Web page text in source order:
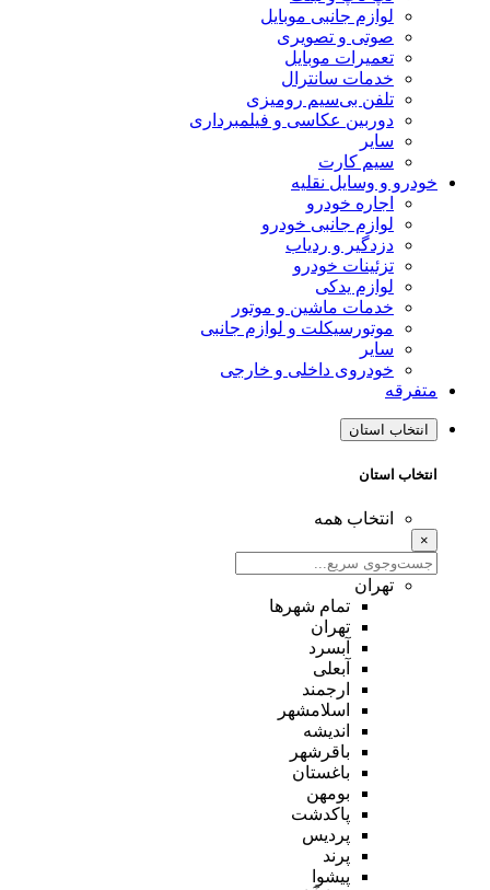
لوازم جانبی موبایل
صوتی و تصویری
تعمیرات موبایل
خدمات سانترال
تلفن بی‌سیم رومیزی
دوربین عکاسی و فیلمبرداری
سایر
سیم کارت
خودرو و وسایل نقلیه
اجاره خودرو
لوازم جانبی خودرو
دزدگیر و ردیاب
تزئینات خودرو
لوازم یدکی
خدمات ماشین و موتور
موتورسیکلت و لوازم جانبی
سایر
خودروی داخلی و خارجی
متفرقه
انتخاب استان
انتخاب استان
انتخاب همه
×
تهران
تمام شهر‌ها
تهران
آبسرد
آبعلی
ارجمند
اسلامشهر
اندیشه
باقرشهر
باغستان
بومهن
پاکدشت
پردیس
پرند
پیشوا